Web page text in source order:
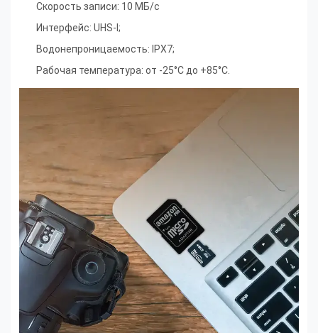
Скорость записи: 10 МБ/с
Интерфейс: UHS-I;
Водонепроницаемость: IPX7;
Рабочая температура: от -25°C до +85°C.